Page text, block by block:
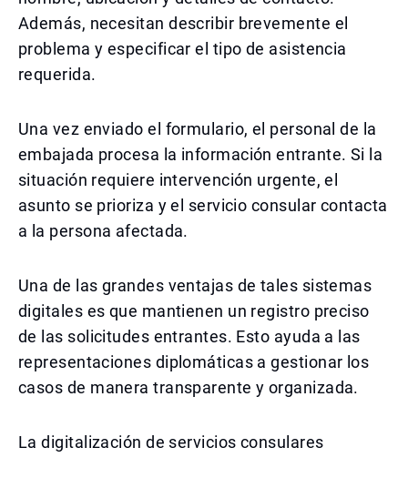
Además, necesitan describir brevemente el
problema y especificar el tipo de asistencia
requerida.
Una vez enviado el formulario, el personal de la
embajada procesa la información entrante. Si la
situación requiere intervención urgente, el
asunto se prioriza y el servicio consular contacta
a la persona afectada.
Una de las grandes ventajas de tales sistemas
digitales es que mantienen un registro preciso
de las solicitudes entrantes. Esto ayuda a las
representaciones diplomáticas a gestionar los
casos de manera transparente y organizada.
La digitalización de servicios consulares